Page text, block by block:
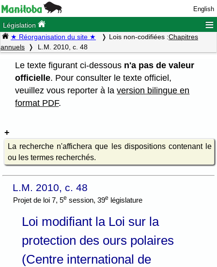
English
Législation ≡
★ Réorganisation du site ★ Lois non-codifiées :Chapitres
annuels
L.M. 2010, c. 48
Le texte figurant ci-dessous n'a pas de valeur
officielle. Pour consulter le texte officiel,
veuillez vous reporter à laversion bilingue en
format PDF.
La recherche n'affichera que les dispositions contenant le
ou les termes recherchés.
L.M. 2010, c. 48
Projet de loi 7, 5e session, 39e législature
Loi modifiant la Loi sur la
protection des ours polaires
(Centre international de